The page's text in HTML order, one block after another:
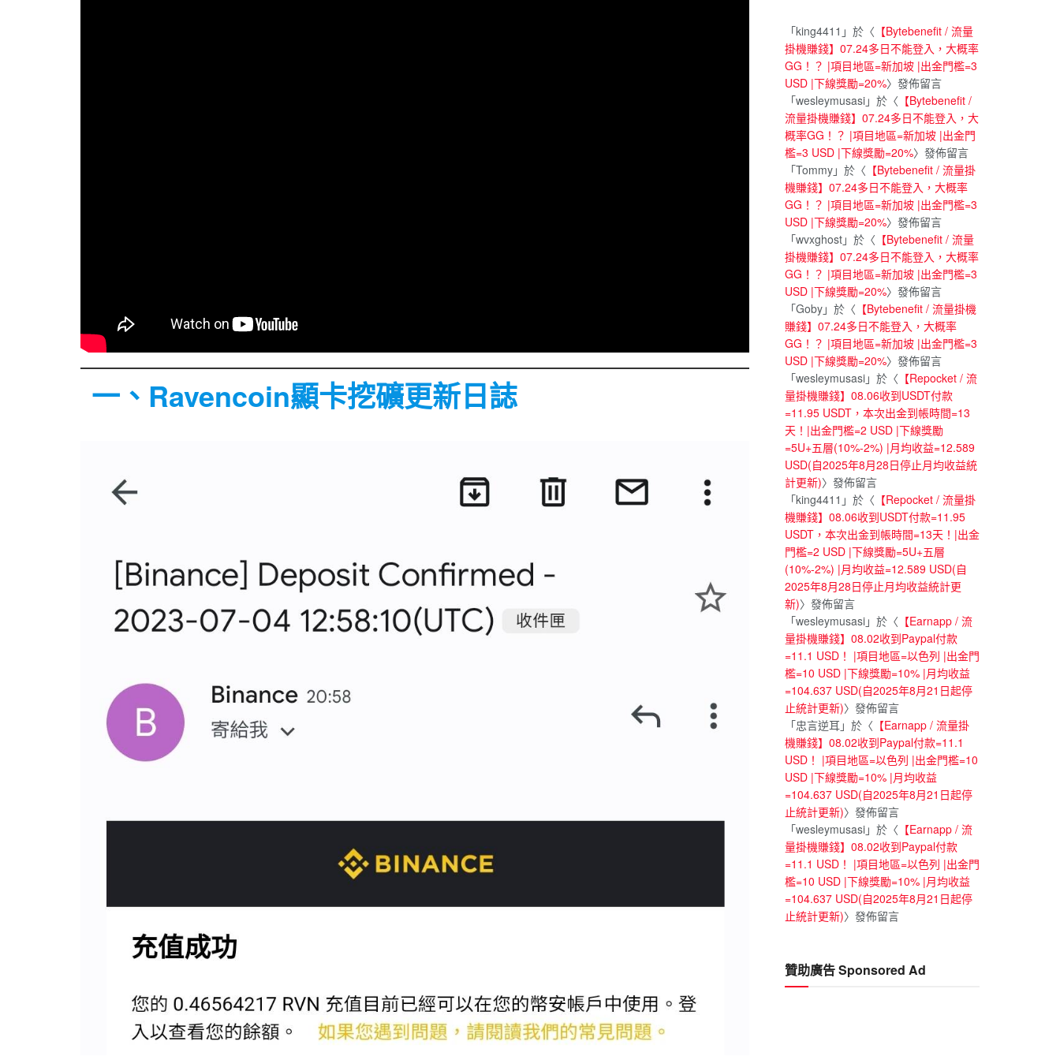
一、Ravencoin顯卡挖礦更新日誌
「king4411 」於〈 【Bytebenefit / 流量
掛機賺錢】07.24多日不能登入，大概率
GG！？ |項目地區=新加坡 |出金門檻=3
USD |下線獎勵=20%〉發佈留言
「wesleymusasi」於〈 【Bytebenefit /
流量掛機賺錢】07.24多日不能登入，大
概率GG！？ |項目地區=新加坡 |出金門
檻=3 USD |下線獎勵=20%〉發佈留言
「Tommy」於〈 【Bytebenefit / 流量掛
機賺錢】07.24多日不能登入，大概率
GG！？ |項目地區=新加坡 |出金門檻=3
USD |下線獎勵=20%〉發佈留言
「wvxghost」於〈 【Bytebenefit / 流量
掛機賺錢】07.24多日不能登入，大概率
GG！？ |項目地區=新加坡 |出金門檻=3
USD |下線獎勵=20%〉發佈留言
「Goby」於〈 【Bytebenefit / 流量掛機
賺錢】07.24多日不能登入，大概率
GG！？ |項目地區=新加坡 |出金門檻=3
USD |下線獎勵=20%〉發佈留言
「wesleymusasi」於〈 【Repocket / 流
量掛機賺錢】08.06收到USDT付款
=11.95 USDT，本次出金到帳時間=13
天！|出金門檻=2 USD |下線獎勵
=5U+五層(10%-2%) |月均收益=12.589
USD(自2025年8月28日停止月均收益統
計更新)〉發佈留言
「king4411 」於〈 【Repocket / 流量掛
機賺錢】08.06收到USDT付款=11.95
USDT，本次出金到帳時間=13天！|出金
門檻=2 USD |下線獎勵=5U+五層
(10%-2%) |月均收益=12.589 USD(自
2025年8月28日停止月均收益統計更
新)〉發佈留言
「wesleymusasi」於〈 【Earnapp / 流
量掛機賺錢】08.02收到Paypal付款
=11.1 USD！ |項目地區=以色列 |出金門
檻=10 USD |下線獎勵=10% |月均收益
=104.637 USD(自2025年8月21日起停
止統計更新)〉發佈留言
「忠言逆耳 」於〈 【Earnapp / 流量掛
機賺錢】08.02收到Paypal付款=11.1
USD！ |項目地區=以色列 |出金門檻=10
USD |下線獎勵=10% |月均收益
=104.637 USD(自2025年8月21日起停
止統計更新)〉發佈留言
「wesleymusasi」於〈 【Earnapp / 流
量掛機賺錢】08.02收到Paypal付款
=11.1 USD！ |項目地區=以色列 |出金門
檻=10 USD |下線獎勵=10% |月均收益
=104.637 USD(自2025年8月21日起停
止統計更新)〉發佈留言
贊助廣告 Sponsored Ad